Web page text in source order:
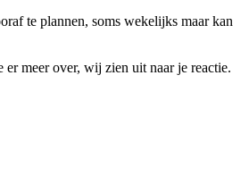
te plannen, soms wekelijks maar kan
er meer over, wij zien uit naar je reactie.